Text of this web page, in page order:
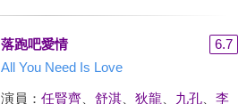
落跑吧愛情
6.7
All You Need Is Love
演員： 任賢齊 舒淇、 狄龍 九孔、 李